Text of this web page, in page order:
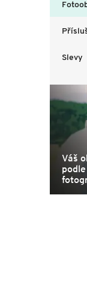
Slevy
Váš